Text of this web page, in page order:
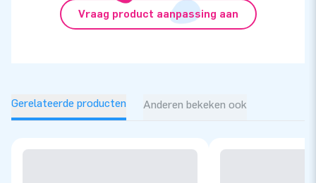
Vraag product aanpassing aan
Gerelateerde producten Anderen bekeken ook